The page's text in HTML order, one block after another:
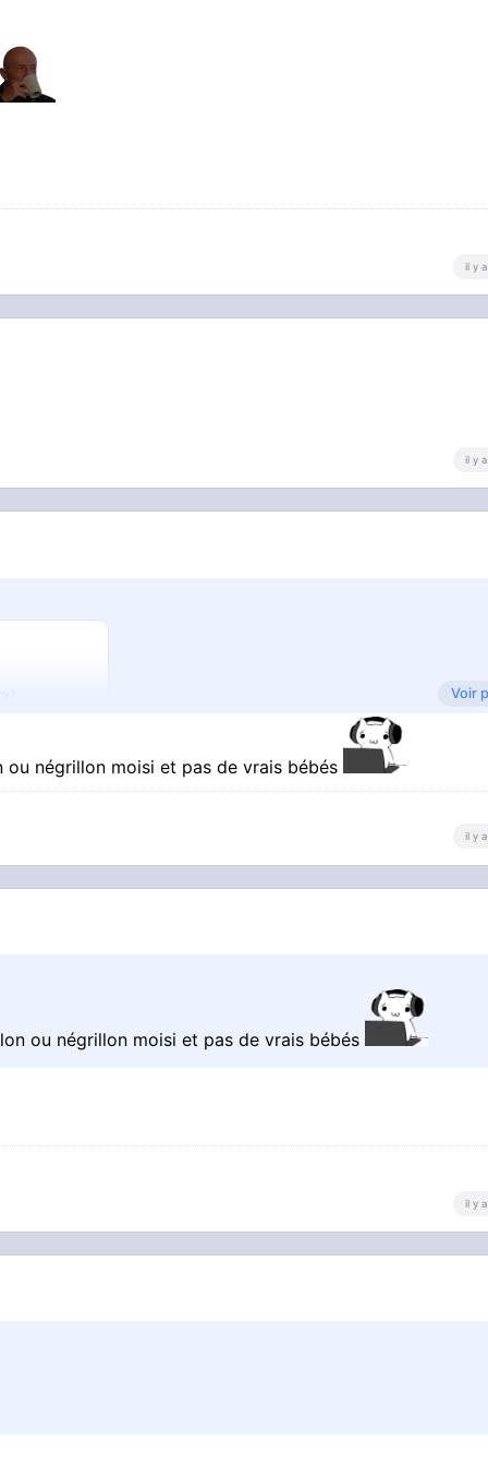
il y
il y
Voir
ou négrillon moisi et pas de vrais bébés
il y
ou négrillon moisi et pas de vrais bébés
il y